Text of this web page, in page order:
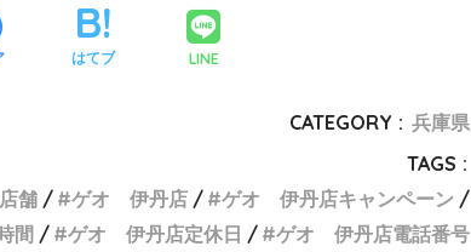
はてブ LINE
CATEGORY : 兵庫県
TAGS :
舗 ゲオ 伊丹店
ゲオ 伊丹店キャンペーン
間
ゲオ 伊丹店定休日 ゲオ 伊丹店電話番号